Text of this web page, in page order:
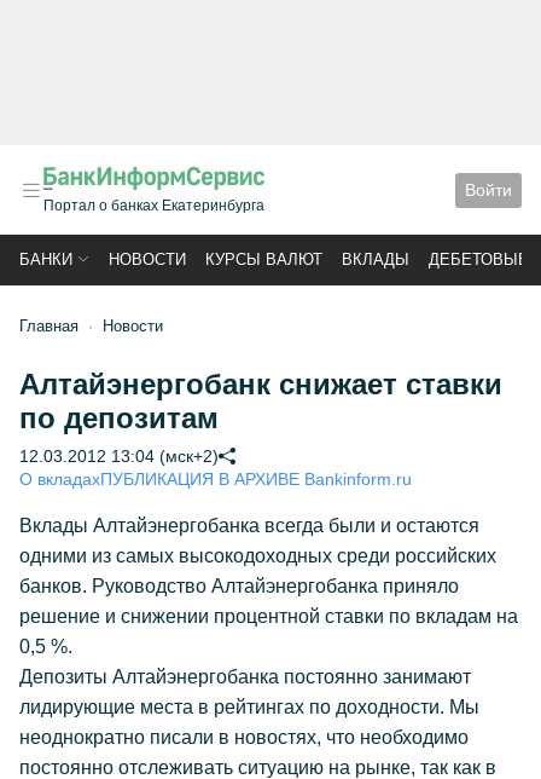
Портал о банках Екатеринбурга
Войти
БАНКИ НОВОСТИ КУРСЫ ВАЛЮТ ВКЛАДЫ ДЕБЕТОВЫЕ
Главная Новости
Алтайэнергобанк снижает ставки
по депозитам
12.03.2012 13:04 (мск+2)
О вкладахПУБЛИКАЦИЯ В АРХИВЕ Bankinform.ru
Вклады Алтайэнергобанка всегда были и остаются
одними из самых высокодоходных среди российских
банков. Руководство Алтайэнергобанка приняло
решение и снижении процентной ставки по вкладам на
0,5 %.
Депозиты Алтайэнергобанка постоянно занимают
лидирующие места в рейтингах по доходности. Мы
неоднократно писали в новостях, что необходимо
постоянно отслеживать ситуацию на рынке, так как в